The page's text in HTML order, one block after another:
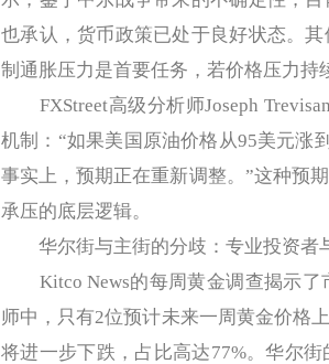
也承认，货币政策已处于良好状态。
制通胀压力是首要任务，若价格压力持
FXStreet高级分析师Joseph
机制：“如果美国原油价格从95美元涨
事实上，预期正在重新调整。”这种预
承压的底层逻辑。
华尔街与主街的分歧：专业投资者
Kitco News的每周黄金调查揭示了
师中，只有2位预计未来一周黄金价格
将进一步下跌，占比高达77%。华尔